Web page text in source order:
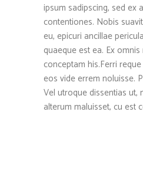
ipsum sadipscing, sed ex
contentiones. Nobis
eu, epicuri ancillae
quaeque est ea. Ex
conceptam his.Ferri
eos vide errem noluisse.
Vel utroque dissentias ut,
alterum maluisset, cu est